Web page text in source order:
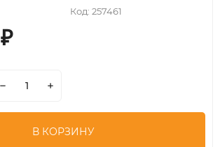
Код: 257461
₽
В КОРЗИНУ